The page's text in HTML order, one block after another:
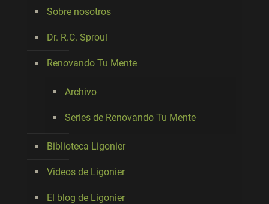
Sobre nosotros
Dr. R.C. Sproul
Renovando Tu Mente
Archivo
Series de Renovando Tu Mente
Biblioteca Ligonier
Videos de Ligonier
El blog de Ligonier